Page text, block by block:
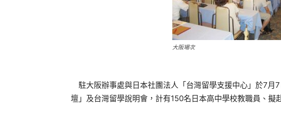
大阪場次
駐大阪辦事處與日本社團法人「台灣留學支援中心」於7月
壇」及台灣留學說明會，計有150名日本高中學校教職員、擬